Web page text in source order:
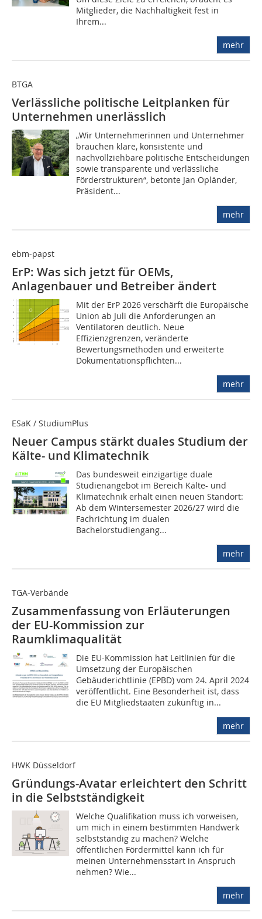
Mitglieder, die Nachhaltigkeit fest in
Ihrem...
mehr
BTGA
Verlässliche politische Leitplanken für
Unternehmen unerlässlich
„Wir Unternehmerinnen und Unternehmer
brauchen klare, konsistente und
nachvollziehbare politische Entscheidungen
sowie transparente und verlässliche
Förderstrukturen“, betonte Jan Opländer,
Präsident...
mehr
ebm-papst
ErP: Was sich jetzt für OEMs,
Anlagenbauer und Betreiber ändert
Mit der ErP 2026 verschärft die Europäische
Union ab Juli die Anforderungen an
Ventilatoren deutlich. Neue
Effizienzgrenzen, veränderte
Bewertungsmethoden und erweiterte
Dokumentationspflichten...
mehr
ESaK / StudiumPlus
Neuer Campus stärkt duales Studium der
Kälte- und Klimatechnik
Das bundesweit einzigartige duale
Studienangebot im Bereich Kälte- und
Klimatechnik erhält einen neuen Standort:
Ab dem Wintersemester 2026/27 wird die
Fachrichtung im dualen
Bachelorstudiengang...
mehr
TGA-Verbände
Zusammenfassung von Erläuterungen
der EU-Kommission zur
Raumklimaqualität
Die EU-Kommission hat Leitlinien für die
Umsetzung der Europäischen
Gebäuderichtlinie (EPBD) vom 24. April 2024
veröffentlicht. Eine Besonderheit ist, dass
die EU Mitgliedstaaten zukünftig in...
mehr
HWK Düsseldorf
Gründungs-Avatar erleichtert den Schritt
in die Selbstständigkeit
Welche Qualifikation muss ich vorweisen,
um mich in einem bestimmten Handwerk
selbstständig zu machen? Welche
öffentlichen Fördermittel kann ich für
meinen Unternehmensstart in Anspruch
nehmen? Wie...
mehr